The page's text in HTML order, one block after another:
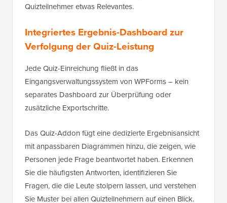
Quizteilnehmer etwas Relevantes.
Integriertes Ergebnis-Dashboard zur
Verfolgung der Quiz-Leistung
Jede Quiz-Einreichung fließt in das
Eingangsverwaltungssystem von WPForms – kein
separates Dashboard zur Überprüfung oder
zusätzliche Exportschritte.
Das Quiz-Addon fügt eine dedizierte Ergebnisansicht
mit anpassbaren Diagrammen hinzu, die zeigen, wie
Personen jede Frage beantwortet haben. Erkennen
Sie die häufigsten Antworten, identifizieren Sie
Fragen, die die Leute stolpern lassen, und verstehen
Sie Muster bei allen Quizteilnehmern auf einen Blick.